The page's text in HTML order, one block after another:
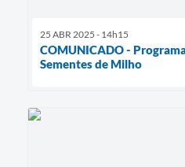
25 ABR 2025 - 14h15
COMUNICADO -
Sementes de Milho